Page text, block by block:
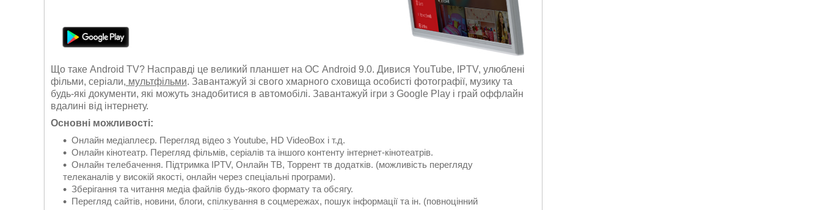
Що таке Android TV? Насправді це великий планшет на ОС Android 9.0. Дивися YouTube, IPTV, улюблені
фільми, серіали, мультфільми. Завантажуй зі свого хмарного сховища особисті фотографії, музику та
будь-які документи, які можуть знадобитися в автомобілі. Завантажуй ігри з Google Play і грай оффлайн
вдалині від інтернету.
Основні можливості:
Онлайн медіаплеєр. Перегляд відео з Youtube, HD VideoBox і т.д.
Онлайн кінотеатр. Перегляд фільмів, серіалів та іншого контенту інтернет-кінотеатрів.
Онлайн телебачення. Підтримка IPTV, Онлайн ТВ, Торрент тв додатків. (можливість перегляду
телеканалів у високій якості, онлайн через спеціальні програми).
Зберігання та читання медіа файлів будь-якого формату та обсягу.
Перегляд сайтів, новини, блоги, спілкування в соцмережах, пошук інформації та ін. (повноцінний